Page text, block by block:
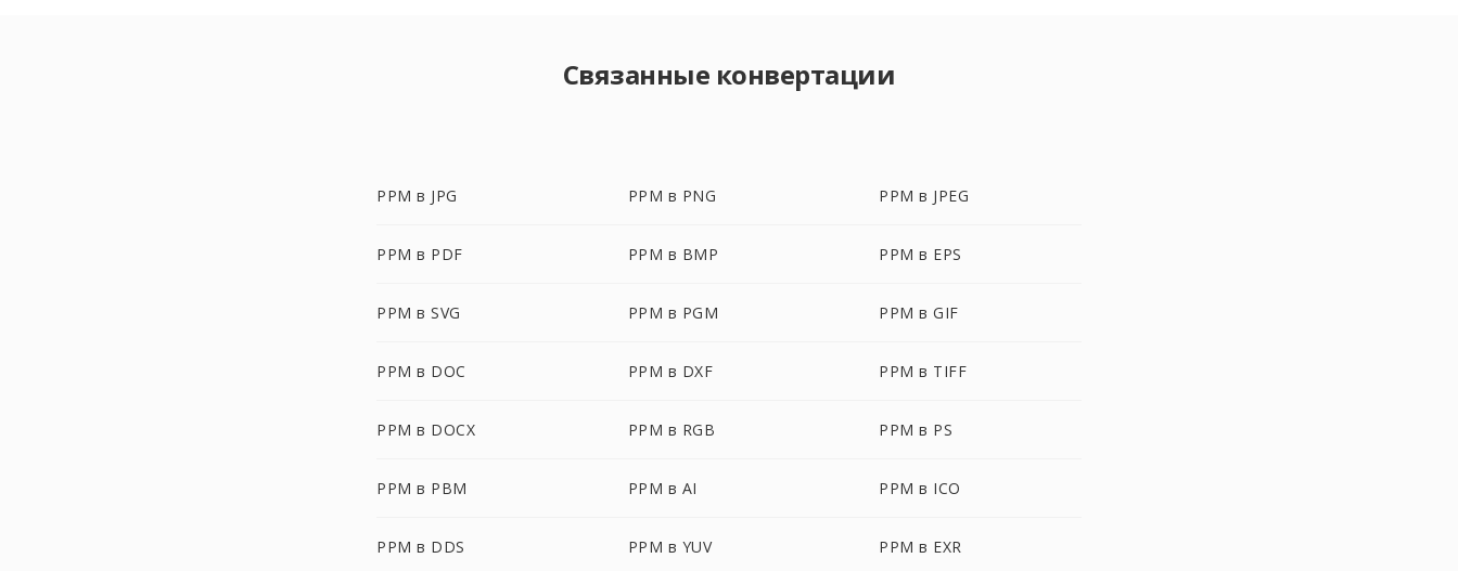
Связанные конвертации
PPM в JPG PPM в PNG PPM в JPEG
PPM в PDF PPM в BMP PPM в EPS
PPM в SVG PPM в PGM PPM в GIF
PPM в DOC PPM в DXF PPM в TIFF
PPM в DOCX PPM в RGB PPM в PS
PPM в PBM PPM в AI PPM в ICO
PPM в DDS PPM в YUV PPM в EXR